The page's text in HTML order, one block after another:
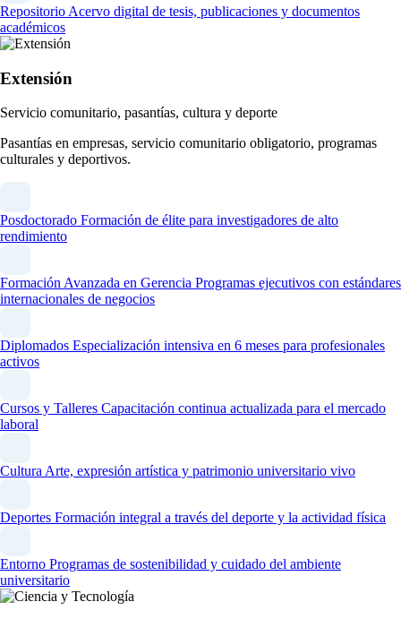
Repositorio Acervo digital de tesis, publicaciones y documentos
académicos
Extensión
Servicio comunitario, pasantías, cultura y deporte
Pasantías en empresas, servicio comunitario obligatorio, programas
culturales y deportivos.
Posdoctorado Formación de élite para investigadores de alto
rendimiento
Formación Avanzada en Gerencia Programas ejecutivos con estándares
internacionales de negocios
Diplomados Especialización intensiva en 6 meses para profesionales
activos
Cursos y Talleres Capacitación continua actualizada para el mercado
laboral
CulturaArte, expresión artística y patrimonio universitario vivo
Deportes Formación integral a través del deporte y la actividad física
Entorno Programas de sostenibilidad y cuidado del ambiente
universitario